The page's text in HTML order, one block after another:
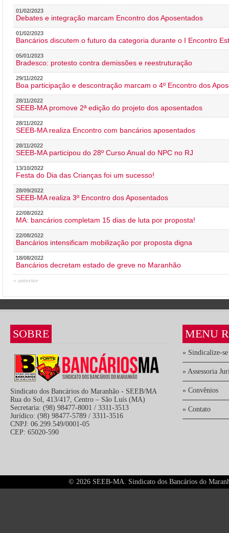
01/02/2023
Debates e integração marcam Encontro dos Aposentados
01/02/2023
Bancários discutem o futuro da categoria durante o I Encontro
05/01/2023
Bradesco: protesto contra demissões e reestruturação
29/11/2022
Boa participação e descontração marcam o 4º Encontro dos
28/11/2022
SEEB-MA promove 2ª edição do projeto dos aposentados
28/11/2022
SEEB-MA realiza Encontro com bancários aposentados
28/11/2022
SEEB-MA participou do 28º Curso Anual do NPC no RJ
13/10/2022
Festa do Dia das Crianças foi um sucesso!
28/09/2022
SEEB-MA realiza 3º Encontro dos Aposentados
22/08/2022
MA: bancários completam 15 dias de luta por proposta!
22/08/2022
Bancários intensificam mobilização por proposta digna
18/08/2022
Bancários decretam estado de greve no Maranhão
« anterior
SOBRE
Sindicato dos Bancários do Maranhão - SEEB/MA
Rua do Sol, 413/417, Centro – São Luís (MA)
Secretaria: (98) 98477-8001 / 3311-3513
Jurídico: (98) 98477-5789 / 3311-3516
CNPJ: 06.299.549/0001-05
CEP: 65020-590
MENU
» Sindicalize-se
» Assessoria
» Convênios
» Contato
© 2026 SEEB-MA. Sindicato dos Bancários do